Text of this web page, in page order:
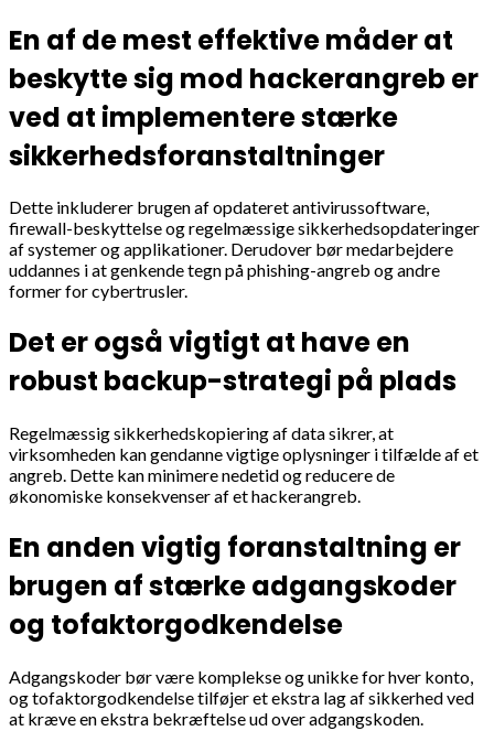
En af de mest effektive måder at
beskytte sig mod hackerangreb er
ved at implementere stærke
sikkerhedsforanstaltninger
Dette inkluderer brugen af opdateret antivirussoftware,
firewall-beskyttelse og regelmæssige sikkerhedsopdateringer
af systemer og applikationer. Derudover bør medarbejdere
uddannes i at genkende tegn på phishing-angreb og andre
former for cybertrusler.
Det er også vigtigt at have en
robust backup-strategi på plads
Regelmæssig sikkerhedskopiering af data sikrer, at
virksomheden kan gendanne vigtige oplysninger i tilfælde af et
angreb. Dette kan minimere nedetid og reducere de
økonomiske konsekvenser af et hackerangreb.
En anden vigtig foranstaltning er
brugen af stærke adgangskoder
og tofaktorgodkendelse
Adgangskoder bør være komplekse og unikke for hver konto,
og tofaktorgodkendelse tilføjer et ekstra lag af sikkerhed ved
at kræve en ekstra bekræftelse ud over adgangskoden.